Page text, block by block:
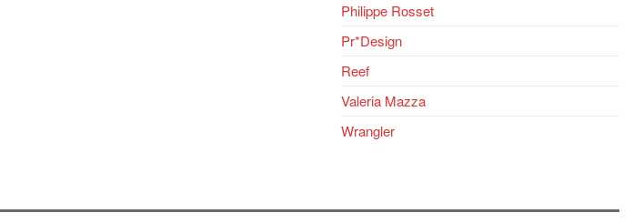
Philippe Rosset
Pr*Design
Reef
Valeria Mazza
Wrangler